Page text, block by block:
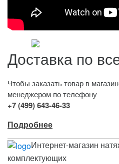
Доставка по
Чтобы заказать товар в
менеджером по телефону
+7 (499) 643-46-33
Подробнее
Интернет-магазин
комплектующих